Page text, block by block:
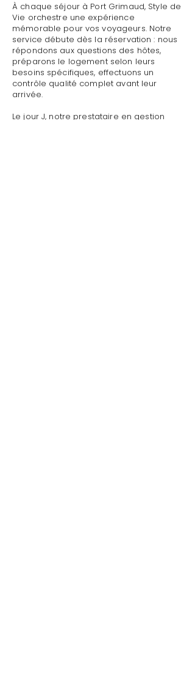
À chaque séjour à Port Grimaud, Style de
Vie orchestre une expérience
mémorable pour vos voyageurs. Notre
service débute dès la réservation : nous
répondons aux questions des hôtes,
préparons le logement selon leurs
besoins spécifiques, effectuons un
contrôle qualité complet avant leur
arrivée.
Le jour J, notre prestataire en gestion